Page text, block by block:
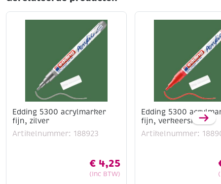
Edding 5300 acrylmarker
fijn, zilver
Artikelnummer: 188923
€ 4,25
(Inc BTW)
Edding 5300
fijn, verkeersrood
Artikelnummer: